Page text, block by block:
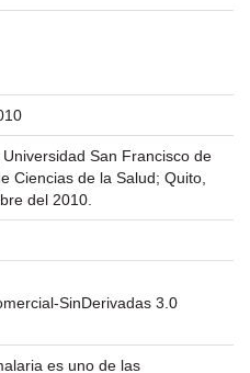
San Francisco de
Ciencias de la Salud; Quito,
del 2010.
SinDerivadas 3.0
es uno de las